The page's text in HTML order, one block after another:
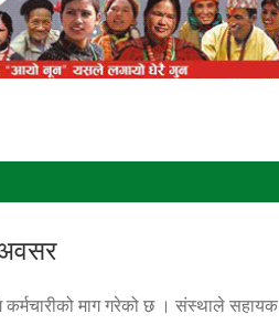
अवसर
कर्मचारीको माग गरेको छ । संस्थाले सहायक